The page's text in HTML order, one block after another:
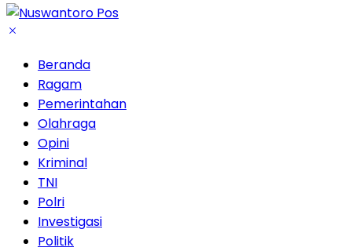
Beranda
Ragam
Pemerintahan
Olahraga
Opini
Kriminal
TNI
Polri
Investigasi
Politik